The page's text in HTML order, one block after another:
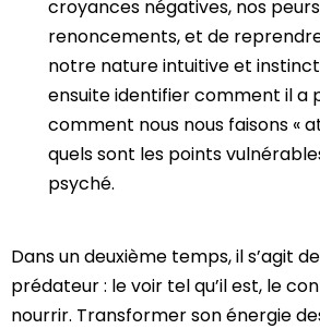
croyances négatives, nos
renoncements, et de
notre nature intuitive et
ensuite identifier comment il a
comment nous nous faisons «
quels sont les points
psyché.
Dans un deuxième temps, il s’agit
prédateur : le voir tel qu’il est, le
nourrir. Transformer son énergie